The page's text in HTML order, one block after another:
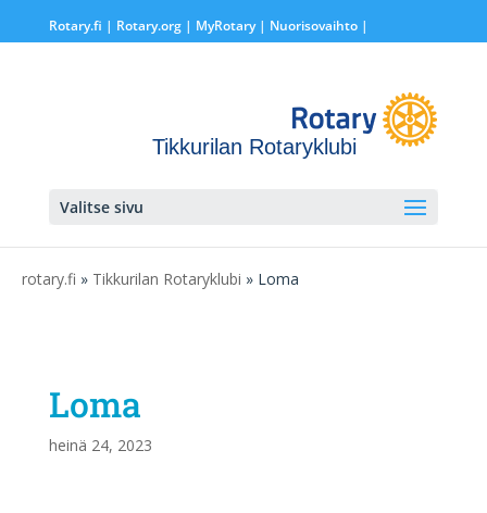
Rotary.fi | Rotary.org| MyRotary | Nuorisovaihto|
Tikkurilan Rotaryklubi
Valitse sivu
rotary.fi » Tikkurilan Rotaryklubi » Loma
Loma
heinä 24, 2023